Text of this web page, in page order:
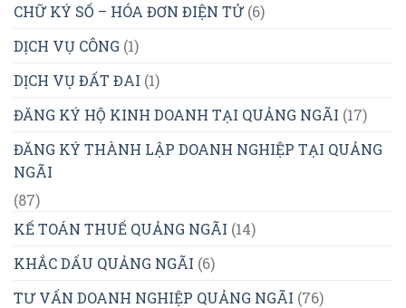
CHỮ KÝ SỐ – HÓA ĐƠN ĐIỆN TỬ(6)
DỊCH VỤ CÔNG (1)
DỊCH VỤ ĐẤT ĐAI (1)
ĐĂNG KÝ HỘ KINH DOANH TẠI QUẢNG NGÃI (17)
ĐĂNG KÝ THÀNH LẬP DOANH NGHIỆP TẠI QUẢNG
NGÃI
(87)
KẾ TOÁN THUẾ QUẢNG NGÃI (14)
KHẮC DẤU QUẢNG NGÃI (6)
TƯ VẤN DOANH NGHIỆP QUẢNG NGÃI (76)